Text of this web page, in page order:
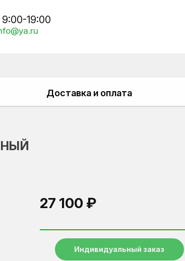
19:00
Доставка и оплата
27 100 ₽
Индивидуальный заказ